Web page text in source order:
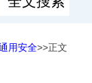
用安全>>正文